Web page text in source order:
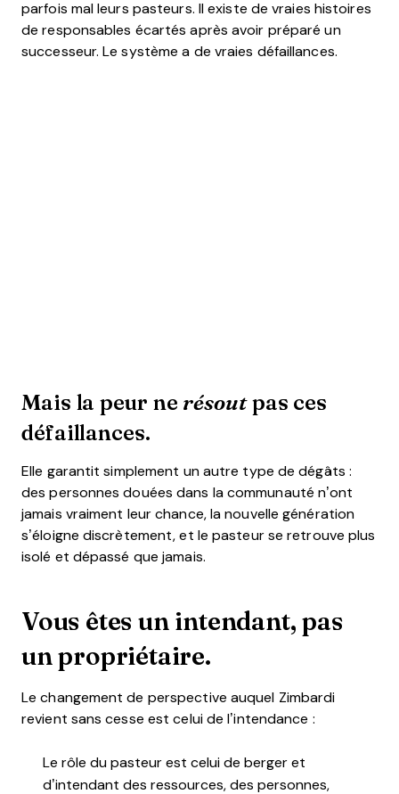
parfois mal leurs pasteurs. Il existe de vraies histoires
de responsables écartés après avoir préparé un
successeur. Le système a de vraies défaillances.
Mais la peur ne résoutpas ces
défaillances.
Elle garantit simplement un autre type de dégâts :
des personnes douées dans la communauté n’ont
jamais vraiment leur chance, la nouvelle génération
s’éloigne discrètement, et le pasteur se retrouve plus
isolé et dépassé que jamais.
Vous êtes un intendant, pas
un propriétaire.
Le changement de perspective auquel Zimbardi
revient sans cesse est celui de l’intendance :
Le rôle du pasteur est celui de berger et
d’intendant des ressources, des personnes,